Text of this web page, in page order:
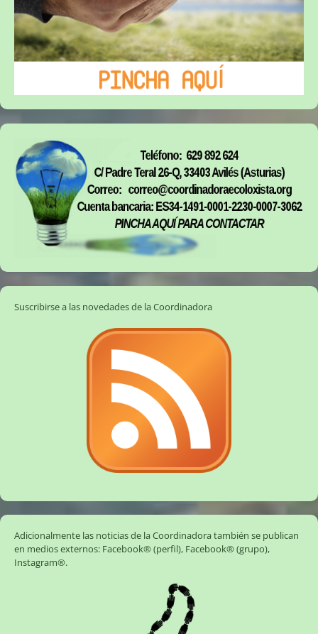
Suscribirse a las novedades de la Coordinadora
Adicionalmente las noticias de la Coordinadora también se publican
en medios externos: Facebook® (perfil), Facebook® (grupo),
Instagram®.